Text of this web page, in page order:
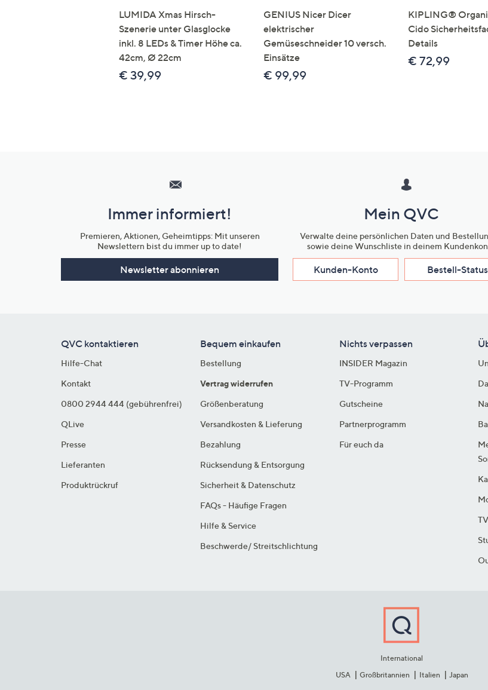
LUMIDA Xmas Hirsch-
Szenerie unter Glasglocke
inkl. 8 LEDs & Timer Höhe ca.
42cm, Ø 22cm
€ 39,99
GENIUS Nicer Dicer
elektrischer
Gemüseschneider 10 versch.
Einsätze
€ 99,99
KIPLING®
Cido
Details
€ 72,99
Unternehmensinformationen
Immer informiert!
Premieren, Aktionen, Geheimtipps: Mit unseren
Newslettern bist du immer up to date!
Newsletter abonnieren
Mein QVC
Verwalte deine persönlichen Daten und
sowie deine Wunschliste in deinem
Kunden-Konto Bestell-Status
QVC kontaktieren
Hilfe-Chat
Kontakt
0800 2944 444 (gebührenfrei)
QLive
Presse
Lieferanten
Produktrückruf
Bequem einkaufen
Bestellung
Vertrag widerrufen
Größenberatung
Versandkosten & Lieferung
Bezahlung
Rücksendung & Entsorgung
Sicherheit & Datenschutz
FAQs - Häufige Fragen
Hilfe & Service
Beschwerde/ Streitschlichtung
Nichts verpassen
INSIDER Magazin
TV-Programm
Gutscheine
Partnerprogramm
Für euch da
International
USA
Großbritannien Italien Japan